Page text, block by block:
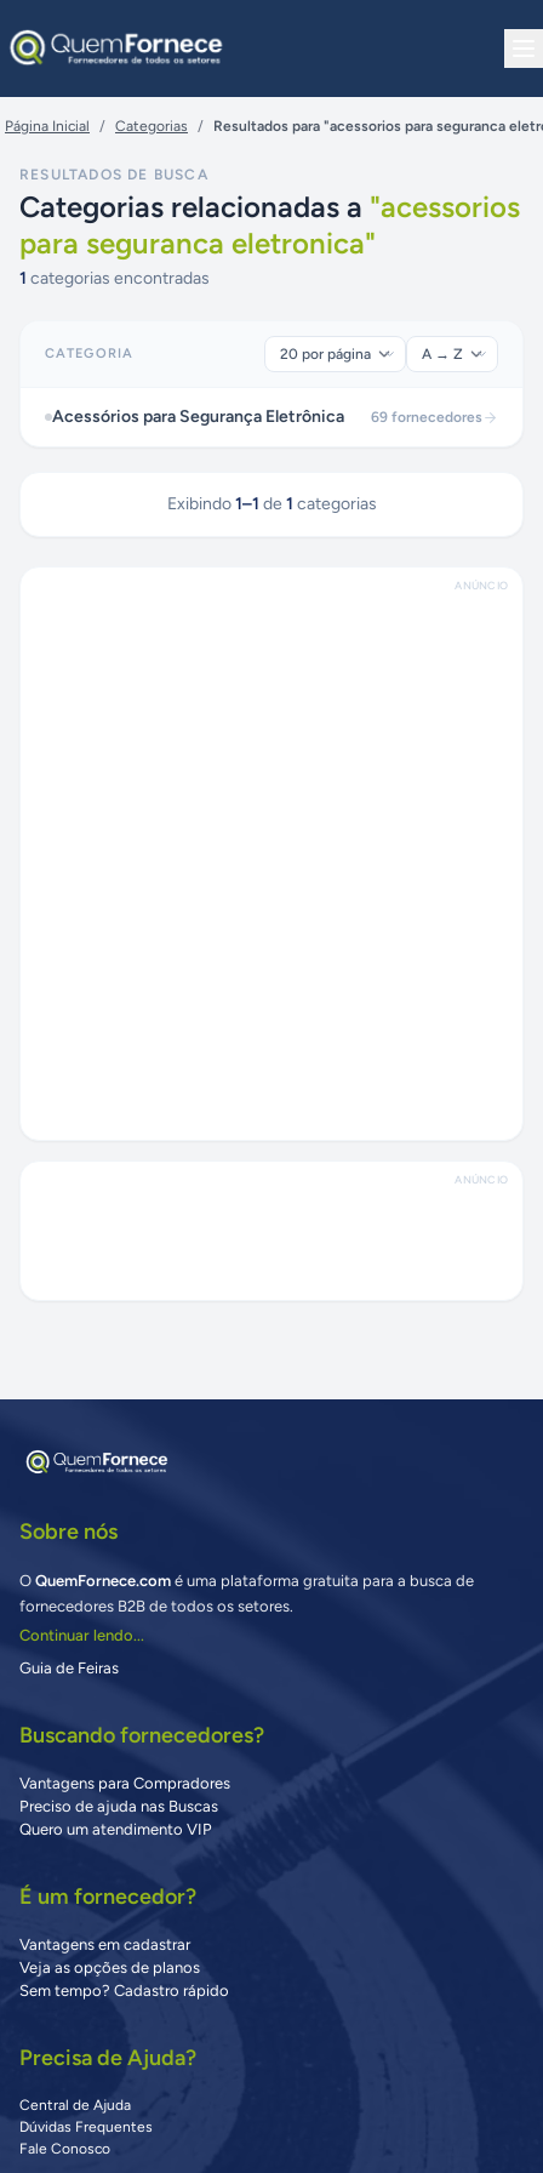
Página Inicial / Categorias / Resultados para "acessorios para seguranca
RESULTADOS DE BUSCA
Categorias relacionadas a "acessorios
para seguranca eletronica"
1 categorias encontradas
CATEGORIA
Acessórios para Segurança Eletrônica 69 fornecedores
Exibindo 1–1 de 1 categorias
ANÚNCIO
ANÚNCIO
Sobre nós
O QuemFornece.com é uma plataforma gratuita para a busca de
fornecedores B2B de todos os setores.
Continuar lendo...
Guia de Feiras
Buscando fornecedores?
Vantagens para Compradores
Preciso de ajuda nas Buscas
Quero um atendimento VIP
É um fornecedor?
Vantagens em cadastrar
Veja as opções de planos
Sem tempo? Cadastro rápido
Precisa de Ajuda?
Central de Ajuda
Dúvidas Frequentes
Fale Conosco